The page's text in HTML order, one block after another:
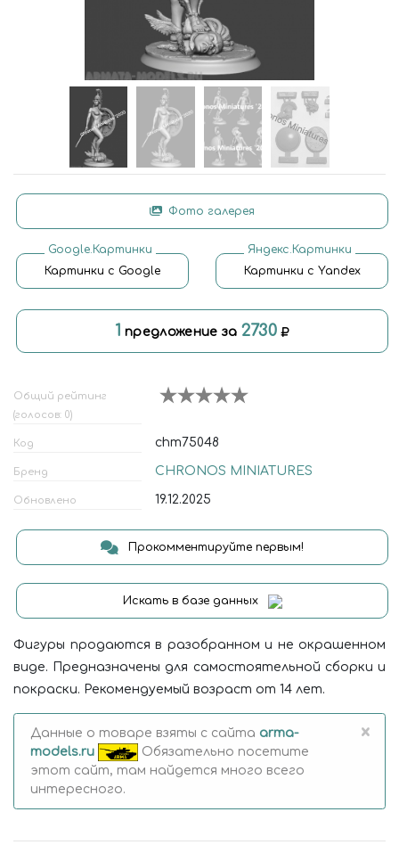
Фото галерея
Google.Картинки
Картинки с Google
Яндекс.Картинки
Картинки с Yandex
1 предложение за 2730
Общий рейтинг
(голосов: 0)
Код chm75048
Бренд CHRONOS MINIATURES
Обновлено 19.12.2025
Прокомментируйте первым!
Искать в базе данных
Фигуры продаются в разобранном и не окрашенном
виде. Предназначены для самостоятельной сборки и
покраски. Рекомендуемый возраст от 14 лет.
Данные о товаре взяты с сайта arma-
models.ru
Обязательно посетите
этот сайт, там найдется много всего
интересного.
×